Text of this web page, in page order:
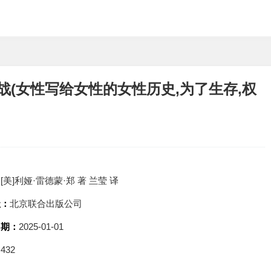
(女性写给女性的女性历史,为了生存,权
[美]利娅·雷德蒙·郑 著 兰莹 译
北京联合出版公司
： 2025-01-01
432